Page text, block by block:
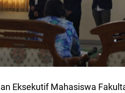
Eksekutif Mahasiswa